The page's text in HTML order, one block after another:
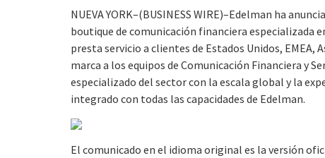
NUEVA YORK–(BUSINESS WIRE)–Edelman ha
boutique de comunicación financiera especializada
presta servicio a clientes de Estados Unidos,
marca a los equipos de Comunicación Financiera y
especializado del sector con la escala global y la
integrado con todas las capacidades de Edelman.
El comunicado en el idioma original es la versión